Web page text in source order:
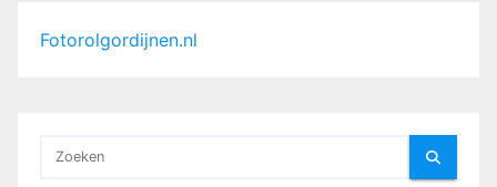
h
e
Fotorolgordijnen.nl